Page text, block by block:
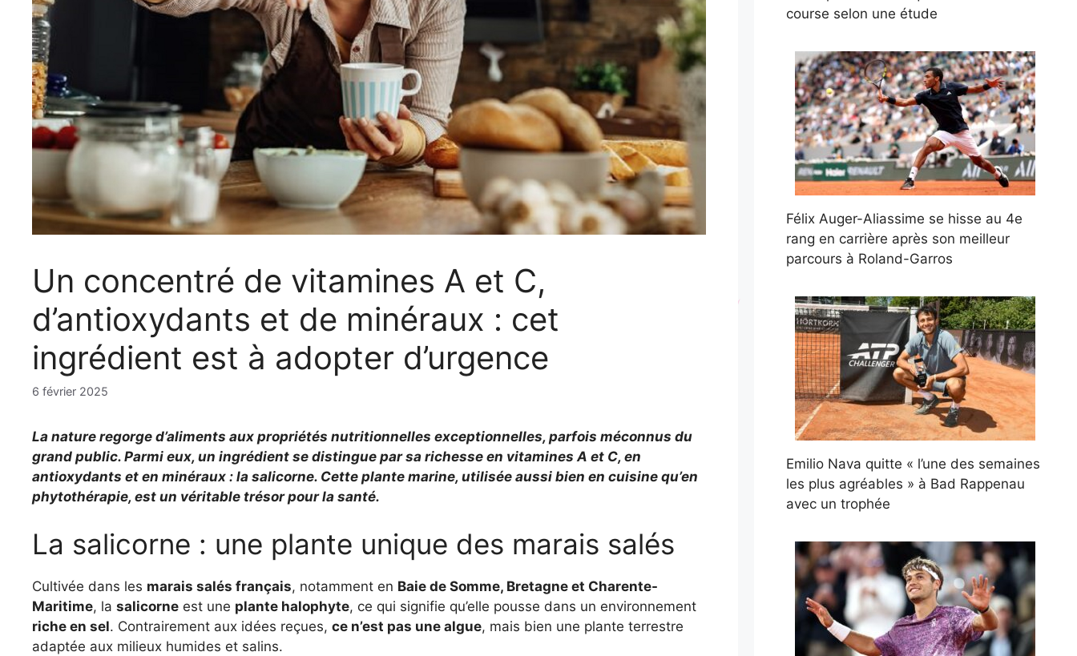
Un concentré de vitamines A et C,
d’antioxydants et de minéraux : cet
ingrédient est à adopter d’urgence
6 février 2025
La nature regorge d’aliments aux propriétés nutritionnelles exceptionnelles, parfois méconnus du
grand public. Parmi eux, un ingrédient se distingue par sa richesse en vitamines A et C, en
antioxydants et en minéraux : la salicorne. Cette plante marine, utilisée aussi bien en cuisine qu’en
phytothérapie, est un véritable trésor pour la santé.
La salicorne : une plante unique des marais salés
Cultivée dans les marais salés français, notamment en Baie de Somme, Bretagne et Charente-
Maritime, la salicorne est une plante halophyte, ce qui signifie qu’elle pousse dans un environnement
riche en sel. Contrairement aux idées reçues, ce n’est pas une algue, mais bien une plante terrestre
adaptée aux milieux humides et salins.
course selon une étude
Félix Auger-Aliassime se hisse au 4e
rang en carrière après son meilleur
parcours à Roland-Garros
Emilio Nava quitte « l’une des semaines
les plus agréables » à Bad Rappenau
avec un trophée